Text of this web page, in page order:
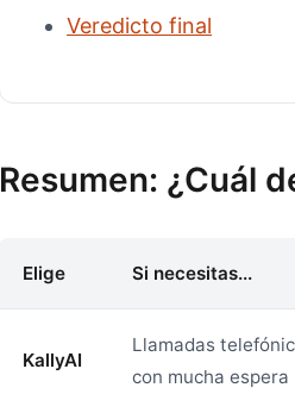
Veredicto final
Resumen: ¿Cuál
Elige Si necesitas...
KallyAI
Llamadas
con mucha espera